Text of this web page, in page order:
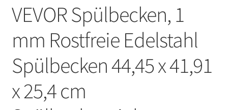
VEVOR Spülbecken, 1
mm Rostfreie Edelstahl
Spülbecken 44,45 x 41,91
x 25,4 cm